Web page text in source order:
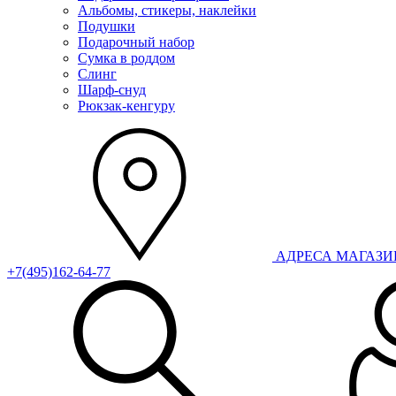
Альбомы, стикеры, наклейки
Подушки
Подарочный набор
Сумка в роддом
Слинг
Шарф-снуд
Рюкзак-кенгуру
АДРЕСА
+7(495)162-64-77